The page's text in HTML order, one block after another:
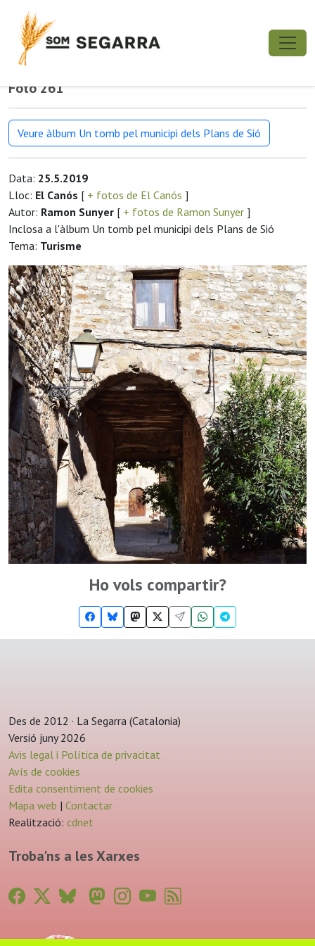
Foto 261
Veure àlbum Un tomb pel municipi dels Plans de Sió
Data: 25.5.2019
Lloc: El Canós [ + fotos de El Canós ]
Autor: Ramon Sunyer [ + fotos de Ramon Sunyer ]
Inclosa a l'àlbum Un tomb pel municipi dels Plans de Sió
Tema: Turisme
Ho vols compartir?
Des de 2012 · La Segarra (Catalonia)
Versió juny 2026
Avis legal i Política de privacitat
Avís de cookies
Edita consentiment de cookies
Mapa web | Contactar
Realització: cdnet
Troba'ns a les Xarxes